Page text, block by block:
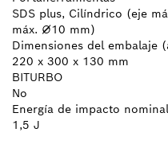
SDS plus, Cilíndrico (eje
máx. ⌀10 mm)
Dimensiones del embalaje
220 x 300 x 130 mm
BITURBO
No
Energía de impacto nominal
1,5 J